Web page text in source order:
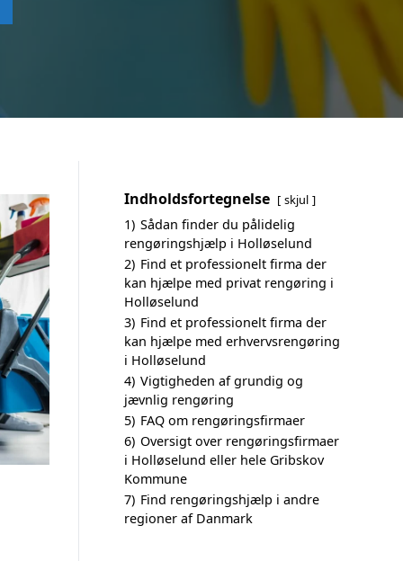
Indholdsfortegnelse skjul
1) Sådan finder du pålidelig
rengøringshjælp i Holløselund
2) Find et professionelt firma der
kan hjælpe med privat rengøring i
Holløselund
3) Find et professionelt firma der
kan hjælpe med erhvervsrengøring
i Holløselund
4) Vigtigheden af grundig og
jævnlig rengøring
5) FAQ om rengøringsfirmaer
6) Oversigt over rengøringsfirmaer
i Holløselund eller hele Gribskov
Kommune
7) Find rengøringshjælp i andre
regioner af Danmark